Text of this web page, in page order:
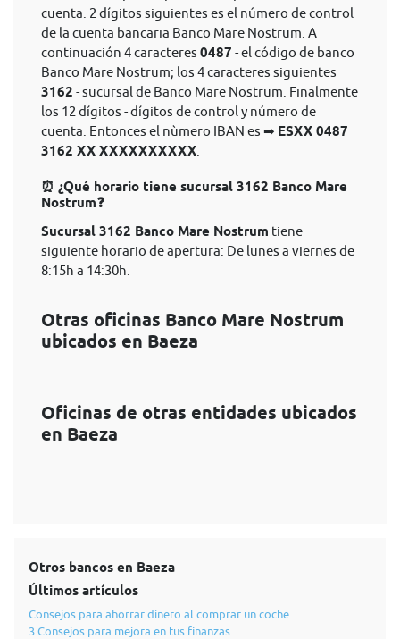
cuenta. 2 dígitos siguientes es el número de control
de la cuenta bancaria Banco Mare Nostrum. A
continuación 4 caracteres 0487 - el código de banco
Banco Mare Nostrum; los 4 caracteres siguientes
3162 - sucursal de Banco Mare Nostrum. Finalmente
los 12 dígitos - dígitos de control y número de
cuenta. Entonces el nùmero IBAN es ➡ ESXX 0487
3162 XX XXXXXXXXXX
⏰ ¿Qué horario tiene sucursal 3162 Banco Mare
Nostrum❓
Sucursal 3162 Banco Mare Nostrum tiene
siguiente horario de apertura: De lunes a viernes de
8:15h a 14:30h.
Otras oficinas Banco Mare Nostrum
ubicados en Baeza
Oficinas de otras entidades ubicados
en Baeza
Otros bancos en Baeza
Últimos artículos
Consejos para ahorrar dinero al comprar un coche
3 Consejos para mejora en tus finanzas